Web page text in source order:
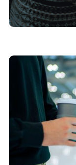
31/3/2025
Preservação
práticas para